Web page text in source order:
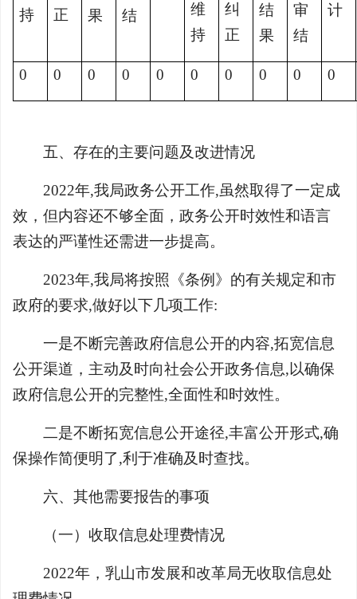
持
正
果
结
维
持
纠
正
结
果
审
结
计
0 0 0 0 0 0 0 0 0 0
五、存在的主要问题及改进情况
2022年,我局政务公开工作,虽然取得了一定成
效，但内容还不够全面，政务公开时效性和语言
表达的严谨性还需进一步提高。
2023年,我局将按照《条例》的有关规定和市
政府的要求,做好以下几项工作:
一是不断完善政府信息公开的内容,拓宽信息
公开渠道，主动及时向社会公开政务信息,以确保
政府信息公开的完整性,全面性和时效性。
二是不断拓宽信息公开途径,丰富公开形式,确
保操作简便明了,利于准确及时查找。
六、其他需要报告的事项
（一）收取信息处理费情况
2022年，乳山市发展和改革局无收取信息处